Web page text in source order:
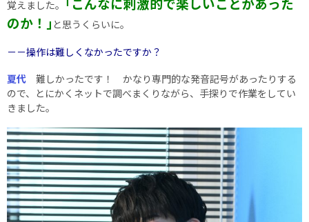
覚えました。
のか！｣ と思うくらいに。
－－操作は難しくなかったですか？
夏代 難しかったです！ かなり専門的な発音記号があったりする
ので、とにかくネットで調べまくりながら、手探りで作業をしてい
きました。